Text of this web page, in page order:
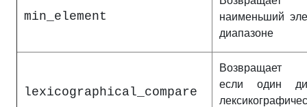
min_element
наименьший
диапазоне
lexicographical_compare
Возвращает
если один